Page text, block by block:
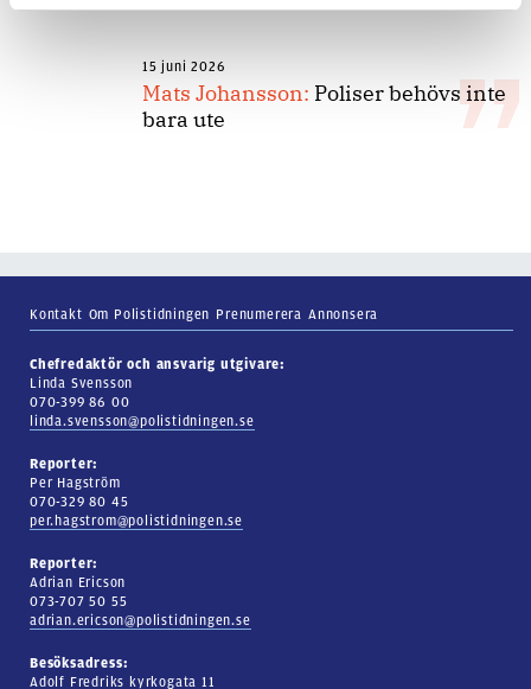
15 juni 2026
Mats Johansson: Poliser behövs inte
bara ute
Kontakt Om Polistidningen Prenumerera Annonsera
Chefredaktör och ansvarig utgivare:
Linda Svensson
070-399 86 00
linda.svensson@polistidningen.se
Reporter:
Per Hagström
070-329 80 45
per.hagstrom@polistidningen.se
Reporter:
Adrian Ericson
073-707 50 55
adrian.ericson@polistidningen.se
Besöksadress:
Adolf Fredriks kyrkogata 11